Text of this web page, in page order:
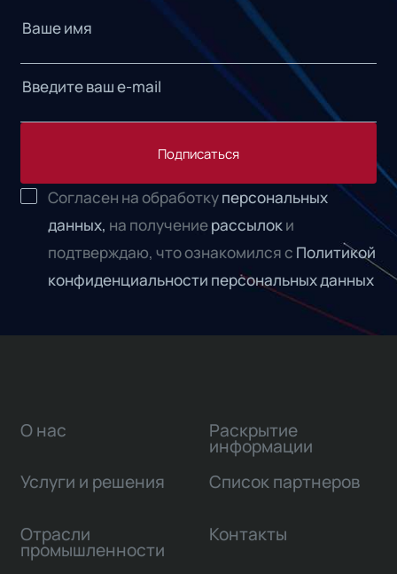
Подписаться
Согласен на обработкуперсональных
данных, на получениерассылоки
подтверждаю, что ознакомился с Политикой
конфиденциальности персональных данных
О нас
Услуги и решения
Отрасли
промышленности
Раскрытие
информации
Список партнеров
Контакты